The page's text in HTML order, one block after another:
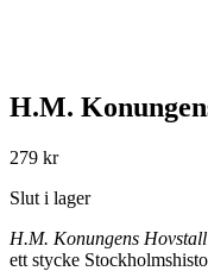
H.M.
279 kr
Slut i lager
H.M. Konungens Hovstall
ett stycke